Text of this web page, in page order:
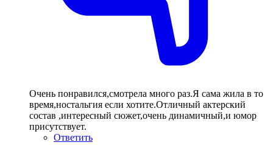
Очень понравился,смотрела много раз.Я сама жила в то
время,ностальгия если хотите.Отличный актерский
состав ,интересный сюжет,очень динамичный,и юмор
присутствует.
Ответить